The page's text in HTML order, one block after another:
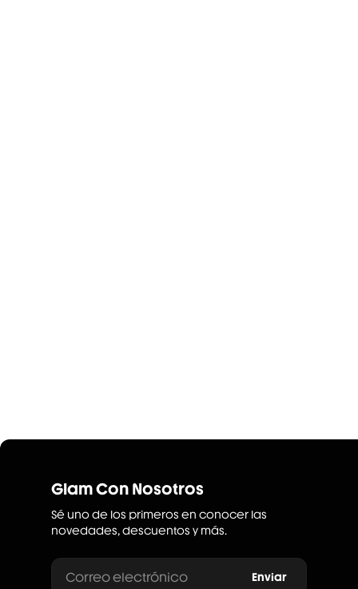
Glam Con Nosotros
Sé uno de los primeros en conocer las
novedades, descuentos y más.
Correo electrónico Enviar